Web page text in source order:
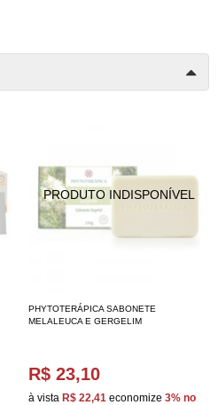
PHYTOTERÁPICA SABONETE
MELALEUCA E GERGELIM
R$ 23,10
à vista R$ 22,41 economize 3% no